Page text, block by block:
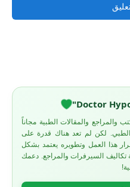
الكتب والمراجع والمقالات الطبية مجاناً
لكن لم تعد هناك قدرة على
هذا العمل وتطويره يعتمد بشكل
السيرفرات والمراجع. دعمك